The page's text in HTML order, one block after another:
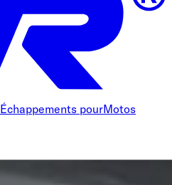
Échappements pourMotos